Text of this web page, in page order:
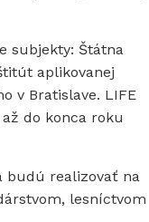
subjekty: Štátna
aplikovanej
v Bratislave. LIFE
do konca roku
budú realizovať na
lesníctvom